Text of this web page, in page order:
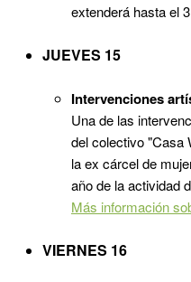
extenderá hasta el
JUEVES 15
Intervenciones
Una de las
del colectivo "Casa
la ex cárcel de
año de la actividad
Más información
VIERNES 16